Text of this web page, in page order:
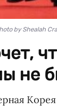
by Shealah
не